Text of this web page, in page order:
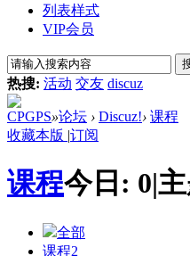
列表样式
VIP会员
热搜: 活动 交友 discuz
CPGPS»论坛 › Discuz!› 课程
收藏本版 |订阅
课程今日: 0|
全部
课程2